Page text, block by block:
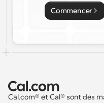
Commencer
Cal.com® et Cal® sont des